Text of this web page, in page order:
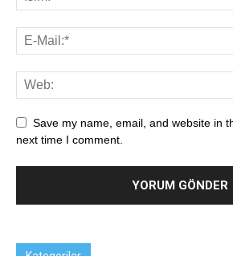
Save my name, email, and website in
next time I comment.